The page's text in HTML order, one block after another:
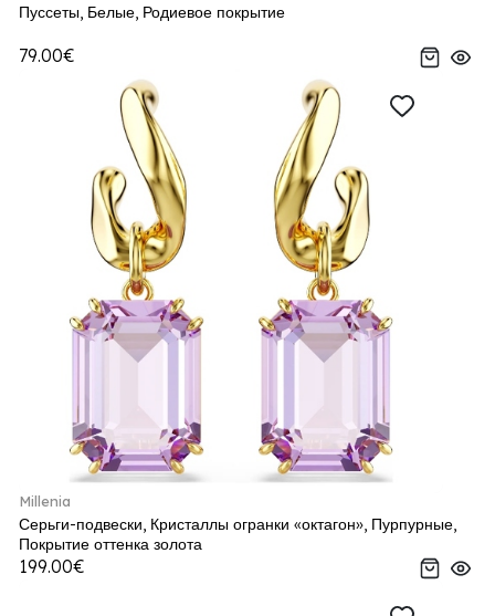
Пуссеты, Белые, Родиевое покрытие
79.00€
Millenia
Серьги-подвески, Кристаллы огранки «октагон», Пурпурные,
Покрытие оттенка золота
199.00€